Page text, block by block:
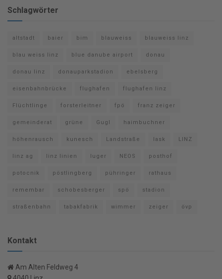
Schlagwörter
altstadt baier bim blauweiss blauweiss linz
blau weiss linz blue danube airport donau
donau linz donauparkstadion ebelsberg
eisenbahnbrücke flughafen flughafen linz
Flüchtlinge forsterleitner fpö franz zeiger
gemeinderat grüne Gugl haimbuchner
höhenrausch kunesch Landstraße lask LINZ
linz ag linz linien luger NEOS posthof
potocnik pöstlingberg pühringer rathaus
remembar schobesberger spö stadion
straßenbahn tabakfabrik wimmer zeiger övp
Kontakt
Am Alten Feldweg 4